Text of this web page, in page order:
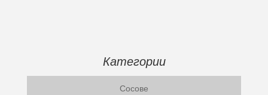
Категории
Сосове